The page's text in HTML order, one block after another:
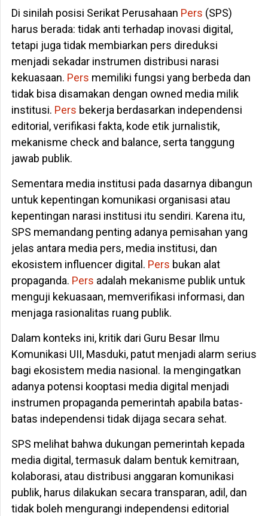
Di sinilah posisi Serikat Perusahaan Pers (SPS)
harus berada: tidak anti terhadap inovasi digital,
tetapi juga tidak membiarkan pers direduksi
menjadi sekadar instrumen distribusi narasi
kekuasaan. Pers memiliki fungsi yang berbeda dan
tidak bisa disamakan dengan owned media milik
institusi. Pers bekerja berdasarkan independensi
editorial, verifikasi fakta, kode etik jurnalistik,
mekanisme check and balance, serta tanggung
jawab publik.
Sementara media institusi pada dasarnya dibangun
untuk kepentingan komunikasi organisasi atau
kepentingan narasi institusi itu sendiri. Karena itu,
SPS memandang penting adanya pemisahan yang
jelas antara media pers, media institusi, dan
ekosistem influencer digital. Pers bukan alat
propaganda. Pers adalah mekanisme publik untuk
menguji kekuasaan, memverifikasi informasi, dan
menjaga rasionalitas ruang publik.
Dalam konteks ini, kritik dari Guru Besar Ilmu
Komunikasi UII, Masduki, patut menjadi alarm serius
bagi ekosistem media nasional. Ia mengingatkan
adanya potensi kooptasi media digital menjadi
instrumen propaganda pemerintah apabila batas-
batas independensi tidak dijaga secara sehat.
SPS melihat bahwa dukungan pemerintah kepada
media digital, termasuk dalam bentuk kemitraan,
kolaborasi, atau distribusi anggaran komunikasi
publik, harus dilakukan secara transparan, adil, dan
tidak boleh mengurangi independensi editorial